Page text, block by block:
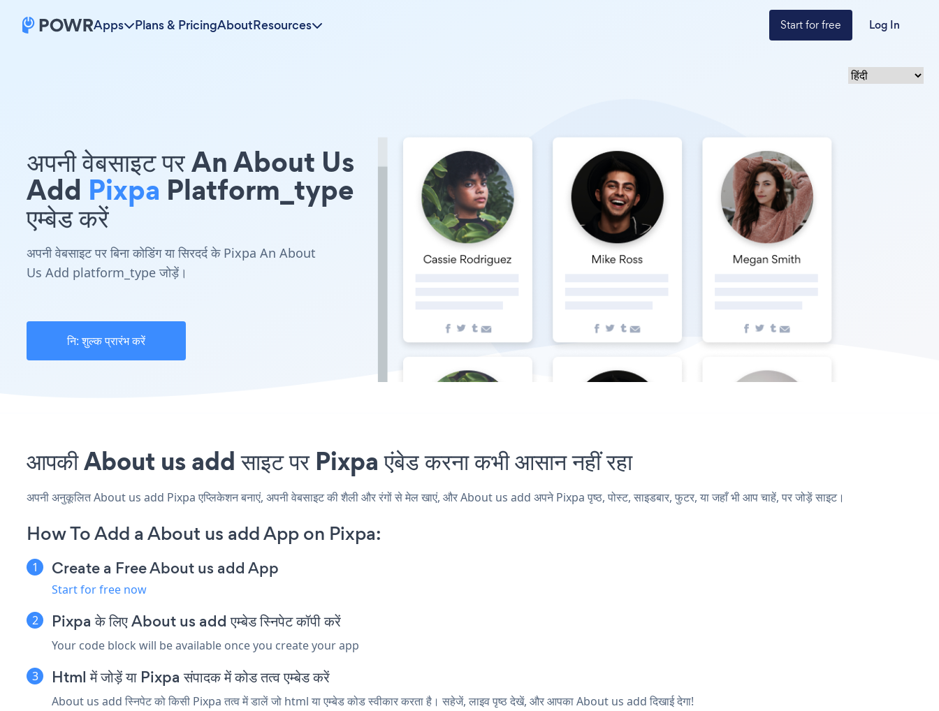
Apps Plans & PricingAboutResources Start for free Log In
अपनी वेबसाइट पर An About Us
Add Pixpa Platform_type
एम्बेड करें
अपनी वेबसाइट पर बिना कोडिंग या सिरदर्द के Pixpa An About
Us Add platform_type जोड़ें।
नि: शुल्क प्रारंभ करें
आपकी About us add साइट पर Pixpa एंबेड करना कभी आसान नहीं रहा
अपनी अनुकूलित About us add Pixpa एप्लिकेशन बनाएं, अपनी वेबसाइट की शैली और रंगों से मेल खाएं, और About us add अपने Pixpa पृष्ठ, पोस्ट, साइडबार, फुटर, या जहाँ भी आप चाहें, पर जोड़ें साइट।
How To Add a About us add App on Pixpa:
Create a Free About us add App
Start for free now
Pixpa के लिए About us add एम्बेड स्निपेट कॉपी करें
Your code block will be available once you create your app
Html में जोड़ें या Pixpa संपादक में कोड तत्व एम्बेड करें
About us add स्निपेट को किसी Pixpa तत्व में डालें जो html या एम्बेड कोड स्वीकार करता है। सहेजें, लाइव पृष्ठ देखें, और आपका About us add दिखाई देगा!